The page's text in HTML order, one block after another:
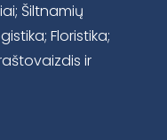
Šiltnamių
Floristika;
ir